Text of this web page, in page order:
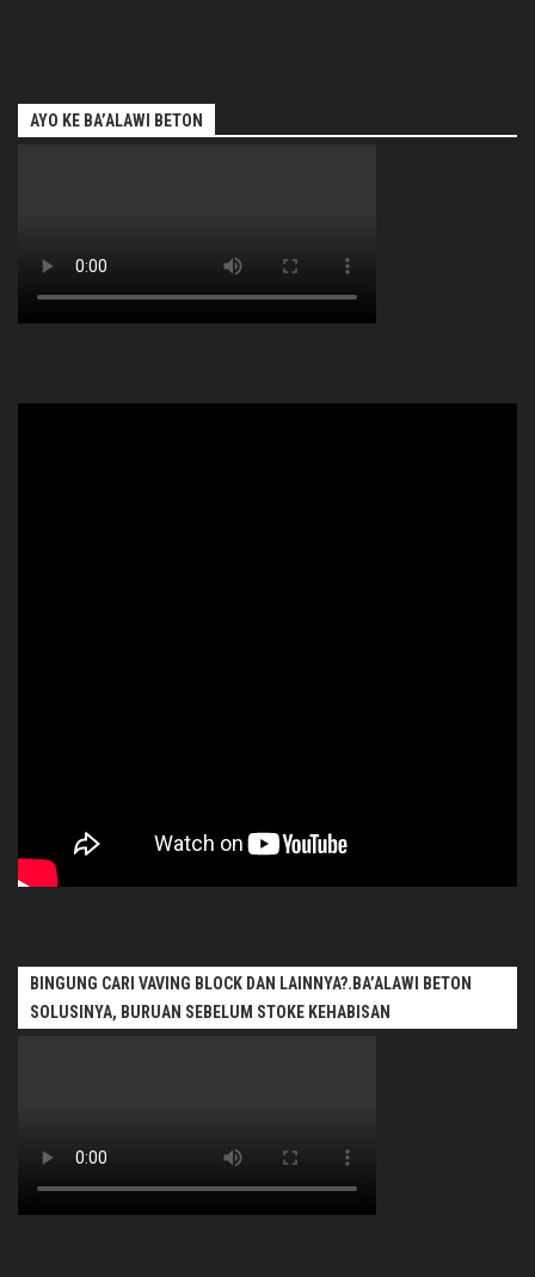
AYO KE BA’ALAWI BETON
BINGUNG CARI VAVING BLOCK DAN LAINNYA?.BA’ALAWI BETON
SOLUSINYA, BURUAN SEBELUM STOKE KEHABISAN